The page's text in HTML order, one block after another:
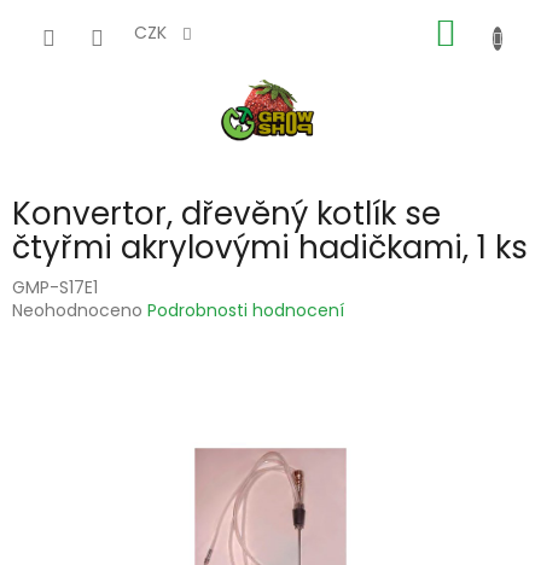
CZK
KOŠÍK
Konvertor, dřevěný kotlík se
čtyřmi akrylovými hadičkami, 1 ks
GMP-S17E1
Průměrné
Neohodnoceno Podrobnosti hodnocení